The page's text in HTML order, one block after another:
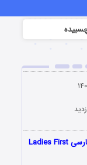
دانلود و تماشای رایگان فیلم اول بانوان با دوبله فارسی Ladies First